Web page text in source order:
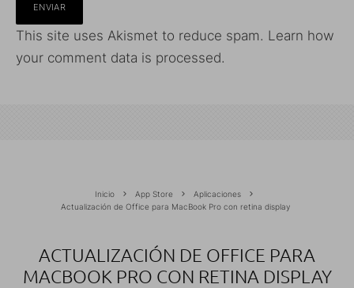
This site uses Akismet to reduce spam. Learn how
your comment data is processed.
Inicio App Store
Aplicaciones
Actualización de Office para MacBook Pro con retina display
ACTUALIZACIÓN DE OFFICE PARA
MACBOOK PRO CON RETINA DISPLAY